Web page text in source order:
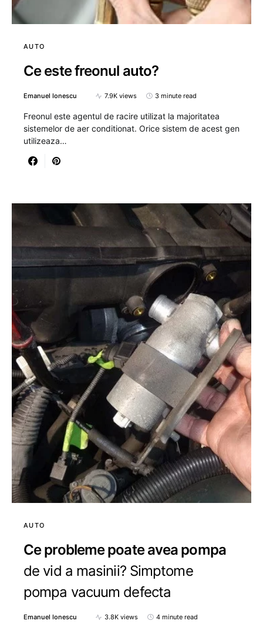
AUTO
Ce este freonul auto?
Emanuel Ionescu 7.9K views 3 minute read
Freonul este agentul de racire utilizat la majoritatea
sistemelor de aer conditionat. Orice sistem de acest gen
utilizeaza…
AUTO
Ce probleme poate avea pompa
de vid a masinii? Simptome
pompa vacuum defecta
Emanuel Ionescu 3.8K views 4 minute read